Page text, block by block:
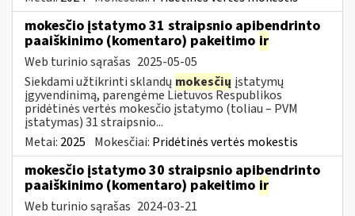
mokesčio įstatymo 31 straipsnio apibendrinto
paaiškinimo (komentaro) pakeitimo ir
Web turinio sąrašas 2025-05-05
Siekdami užtikrinti sklandų mokesčių įstatymų
įgyvendinimą, parengėme Lietuvos Respublikos
pridėtinės vertės mokesčio įstatymo (toliau – PVM
įstatymas) 31 straipsnio...
Metai: 2025 Mokesčiai: Pridėtinės vertės mokestis
mokesčio įstatymo 30 straipsnio apibendrinto
paaiškinimo (komentaro) pakeitimo ir
Web turinio sąrašas 2024-03-21